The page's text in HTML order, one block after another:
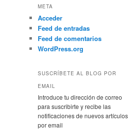
META
Acceder
Feed de entradas
Feed de comentarios
WordPress.org
SUSCRÍBETE AL BLOG POR
EMAIL
Introduce tu dirección de correo
para suscribirte y recibe las
notificaciones de nuevos artículos
por email